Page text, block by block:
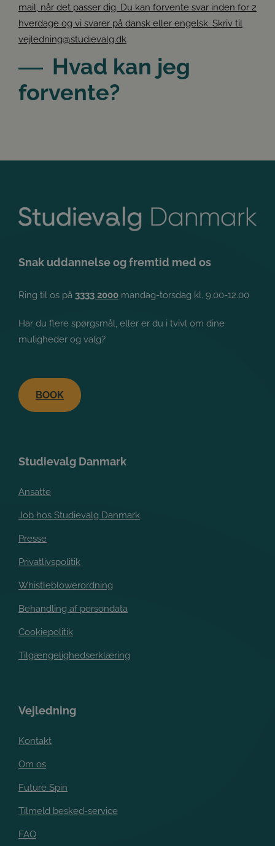
mail, når det passer dig. Du kan forvente svar inden for 2
hverdage og vi svarer på dansk eller engelsk. Skriv til
vejledning@studievalg.dk
Hvad kan jeg
forvente?
Snak uddannelse og fremtid med os
Ring til os på 3333 2000 mandag-torsdag kl. 9.00-12.00
Har du flere spørgsmål, eller er du i tvivl om dine
muligheder og valg?
BOOK
Studievalg Danmark
Ansatte
Job hos Studievalg Danmark
Presse
Privatlivspolitik
Whistleblowerordning
Behandling af persondata
Cookiepolitik
Tilgængelighedserklæring
Vejledning
Kontakt
Om os
Future Spin
Tilmeld besked-service
FAQ